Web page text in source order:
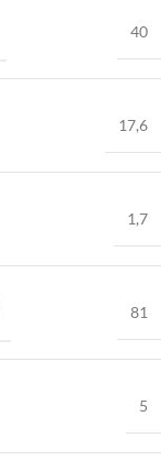
40
17,6
1,7
81
5